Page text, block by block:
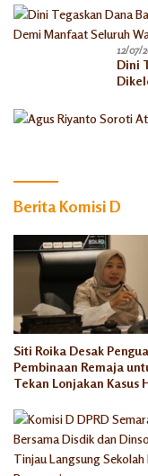
12/07/
Dini
Berita Komisi D
Siti Roika Desak
Pembinaan Remaja
Tekan Lonjakan Kasus